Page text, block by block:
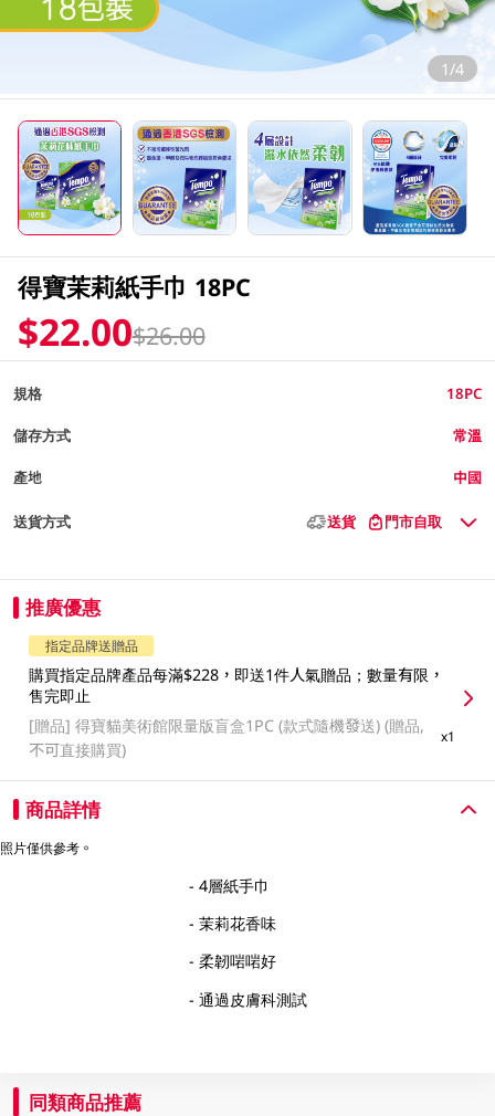
1/4
得寶茉莉紙手巾 18PC
$22.00$26.00
規格 18PC
儲存方式 常溫
產地 中國
送貨方式 送貨 門市自取
推廣優惠
指定品牌送贈品
購買指定品牌產品每滿$228，即送1件人氣贈品；數量有限，
售完即止
[贈品]得寶貓美術館限量版盲盒1PC (款式隨機發送) (贈品,
不可直接購買)
x1
商品詳情
照片僅供參考。
- 4層紙手巾
- 茉莉花香味
- 柔韌啱啱好
- 通過皮膚科測試
同類商品推薦